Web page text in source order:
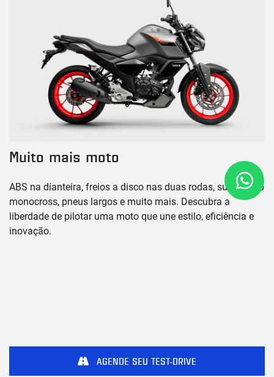
Muito mais moto
ABS na dianteira, freios a disco nas duas rodas, suspensão
monocross, pneus largos e muito mais. Descubra a
liberdade de pilotar uma moto que une estilo, eficiência e
inovação.
AGENDE SEU TEST-DRIVE